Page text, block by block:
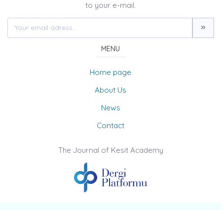
to your e-mail.
MENU
Home page
About Us
News
Contact
The Journal of Kesit Academy